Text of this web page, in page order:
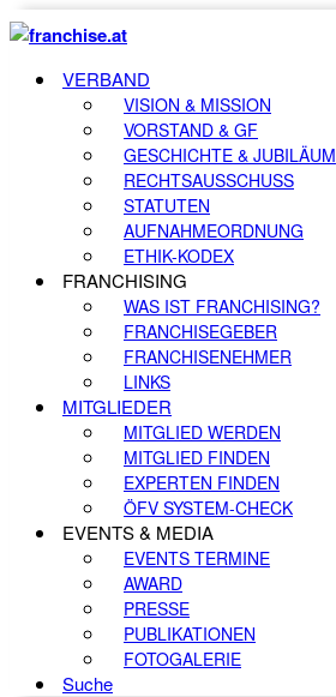
VERBAND
VISION & MISSION
VORSTAND & GF
GESCHICHTE & JUBILÄUM
RECHTSAUSSCHUSS
STATUTEN
AUFNAHMEORDNUNG
ETHIK-KODEX
FRANCHISING
WAS IST FRANCHISING?
FRANCHISEGEBER
FRANCHISENEHMER
LINKS
MITGLIEDER
MITGLIED WERDEN
MITGLIED FINDEN
EXPERTEN FINDEN
ÖFV SYSTEM-CHECK
EVENTS & MEDIA
EVENTS TERMINE
AWARD
PRESSE
PUBLIKATIONEN
FOTOGALERIE
Suche